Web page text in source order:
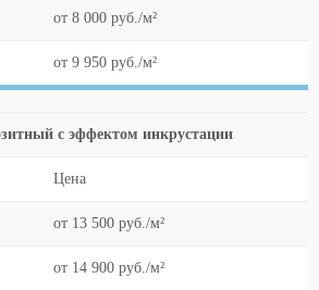
от 8 000 руб./м²
от 9 950 руб./м²
с эффектом инкрустации
Цена
от 13 500 руб./м²
от 14 900 руб./м²